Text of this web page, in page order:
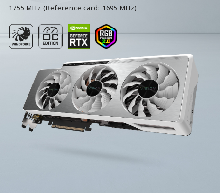
1755 MHz (Reference card: 1695 MHz)